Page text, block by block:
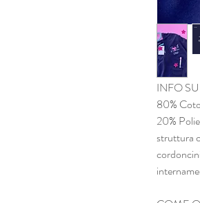
INFO
80%
20%
struttura